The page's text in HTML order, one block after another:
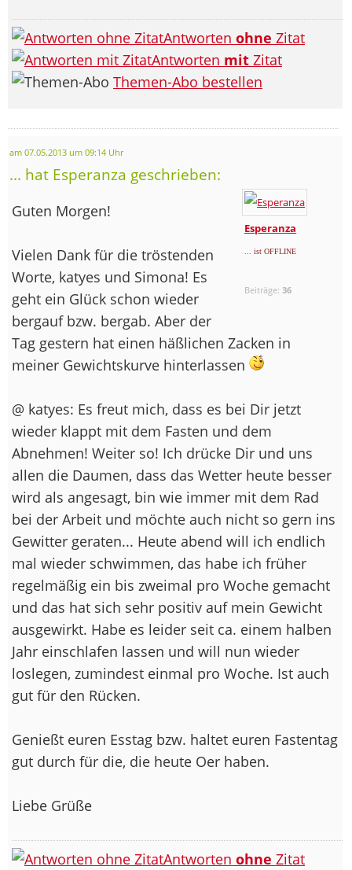
Antworten ohne Zitat
Antworten mit Zitat
Themen-Abo bestellen
am 07.05.2013 um 09:14 Uhr
... hat Esperanza geschrieben:
Esperanza
... ist OFFLINE
Beiträge:36
Guten Morgen!
Vielen Dank für die tröstenden
Worte, katyes und Simona! Es
geht ein Glück schon wieder
bergauf bzw. bergab. Aber der
Tag gestern hat einen häßlichen Zacken in
meiner Gewichtskurve hinterlassen
@ katyes: Es freut mich, dass es bei Dir jetzt
wieder klappt mit dem Fasten und dem
Abnehmen! Weiter so! Ich drücke Dir und uns
allen die Daumen, dass das Wetter heute besser
wird als angesagt, bin wie immer mit dem Rad
bei der Arbeit und möchte auch nicht so gern ins
Gewitter geraten... Heute abend will ich endlich
mal wieder schwimmen, das habe ich früher
regelmäßig ein bis zweimal pro Woche gemacht
und das hat sich sehr positiv auf mein Gewicht
ausgewirkt. Habe es leider seit ca. einem halben
Jahr einschlafen lassen und will nun wieder
loslegen, zumindest einmal pro Woche. Ist auch
gut für den Rücken.
Genießt euren Esstag bzw. haltet euren Fastentag
gut durch für die, die heute Oer haben.
Liebe Grüße
Antworten ohne Zitat